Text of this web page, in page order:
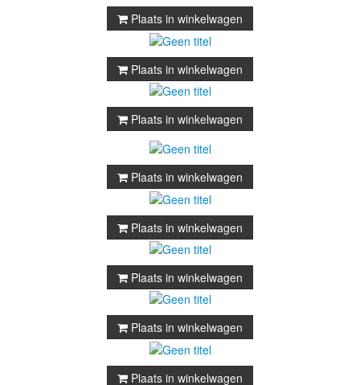
Plaats in winkelwagen
Plaats in winkelwagen
Plaats in winkelwagen
Plaats in winkelwagen
Plaats in winkelwagen
Plaats in winkelwagen
Plaats in winkelwagen
Plaats in winkelwagen